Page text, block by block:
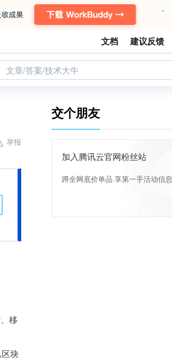
文档 建议反馈
文章/答案/技术大牛
举报
移
块
交个朋友
加入腾讯云官网粉丝站
蹲全网底价单品 享第一手活动信息